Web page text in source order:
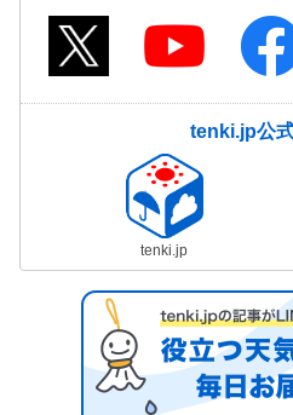
tenki.jp公
tenki.jp